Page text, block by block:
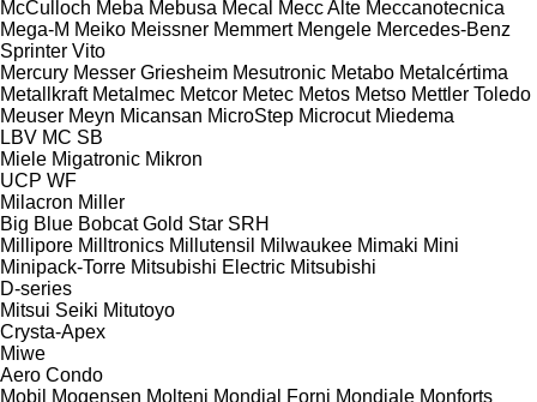
McCulloch Meba Mebusa Mecal Mecc Alte Meccanotecnica
Mega-M Meiko Meissner Memmert Mengele Mercedes-Benz
Sprinter Vito
Mercury Messer Griesheim Mesutronic Metabo Metalcértima
Metallkraft Metalmec Metcor Metec Metos Metso Mettler Toledo
Meuser Meyn Micansan MicroStep Microcut Miedema
LBV MC SB
Miele Migatronic Mikron
UCP WF
Milacron Miller
Big Blue Bobcat Gold Star SRH
Millipore Milltronics Millutensil Milwaukee Mimaki Mini
Minipack-Torre Mitsubishi Electric Mitsubishi
D-series
Mitsui Seiki Mitutoyo
Crysta-Apex
Miwe
Aero Condo
Mobil
Mogensen Molteni Mondial Forni Mondiale Monforts